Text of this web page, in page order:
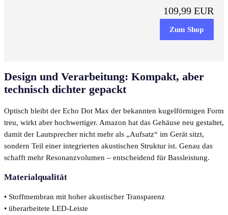
109,99 EUR
Zum Shop
Design und Verarbeitung: Kompakt, aber
technisch dichter gepackt
Optisch bleibt der Echo Dot Max der bekannten kugelförmigen Form
treu, wirkt aber hochwertiger. Amazon hat das Gehäuse neu gestaltet,
damit der Lautsprecher nicht mehr als „Aufsatz“ im Gerät sitzt,
sondern Teil einer integrierten akustischen Struktur ist. Genau das
schafft mehr Resonanzvolumen – entscheidend für Bassleistung.
Materialqualität
• Stoffmembran mit hoher akustischer Transparenz
• überarbeitete LED-Leiste